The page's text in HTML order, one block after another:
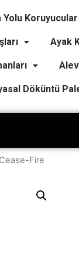
Yolu Koruyucular
Ayak
Döküntü
Fire